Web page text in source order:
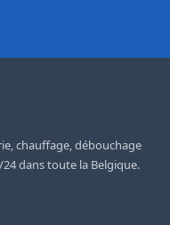
chauffage, débouchage
dans toute la Belgique.